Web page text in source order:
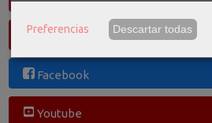
Pinterest
Facebook
Youtube
Preferencias Descartar todas